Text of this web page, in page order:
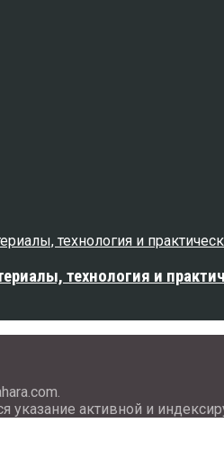
технология и
указание активной и